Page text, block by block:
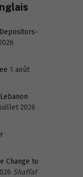
1 août
2026
Change to
Shaffaf